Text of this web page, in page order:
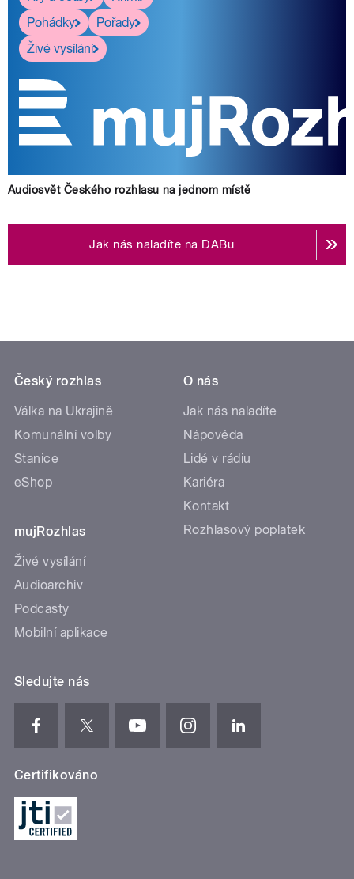
Pohádky
Pořady
Živé vysílání
Audiosvět Českého rozhlasu na jednom místě
Jak nás naladíte na DABu
Český rozhlas
Válka na Ukrajině
Komunální volby
Stanice
eShop
mujRozhlas
Živé vysílání
Audioarchiv
Podcasty
Mobilní aplikace
O nás
Jak nás naladíte
Nápověda
Lidé v rádiu
Kariéra
Kontakt
Rozhlasový poplatek
Sledujte nás
Certifikováno